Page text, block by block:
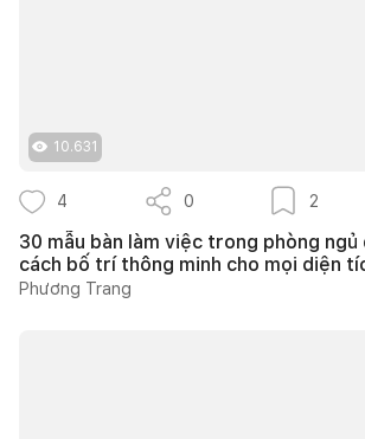
10.631
4 0 2
30 mẫu bàn làm việc trong phòng
cách bố trí thông minh cho mọi diện
Phương Trang